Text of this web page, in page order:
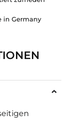
in Germany